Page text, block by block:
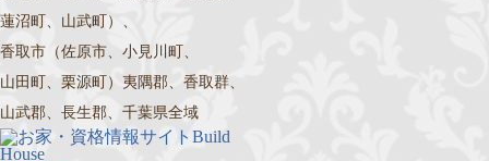
蓮沼町、山武町）、
香取市（佐原市、小見川町、
山田町、栗源町）夷隅郡、香取群、
山武郡、長生郡、千葉県全域